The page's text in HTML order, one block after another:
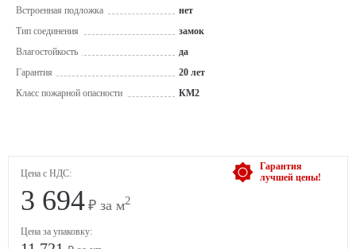
Встроенная подложка
нет
Тип соединения
замок
Влагостойкость
да
Гарантия
20 лет
Класс пожарной опасности
КМ2
Гарантия
лучшей цены!
Цена с НДС:
3 694 ₽ за м2
Цена за упаковку: